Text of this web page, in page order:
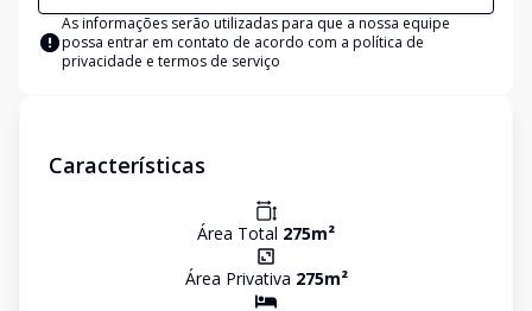
As informações serão utilizadas para que a nossa equipe
possa entrar em contato de acordo com a política de
privacidade e termos de serviço
Características
Área Total 275m²
Área Privativa 275m²